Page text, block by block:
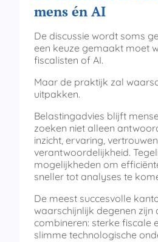
mens én AI
De discussie wordt soms
een keuze gemaakt moet
fiscalisten of AI.
Maar de praktijk zal
uitpakken.
Belastingadvies blijft
zoeken niet alleen
inzicht, ervaring,
verantwoordelijkheid.
mogelijkheden om
sneller tot analyses te
De meest succesvolle
waarschijnlijk degenen zijn
combineren: sterke fiscale
slimme technologische